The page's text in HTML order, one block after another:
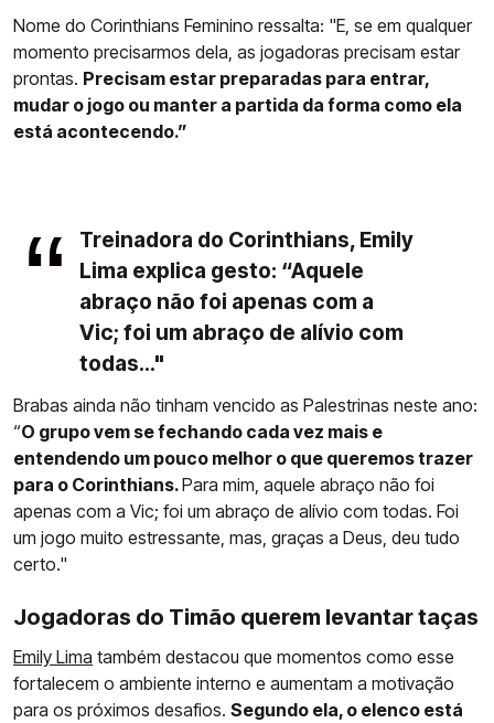
Nome do Corinthians Feminino ressalta: "E, se em qualquer
momento precisarmos dela, as jogadoras precisam estar
prontas. Precisam estar preparadas para entrar,
mudar o jogo ou manter a partida da forma como ela
está acontecendo.”
Treinadora do Corinthians, Emily
Lima explica gesto: “Aquele
abraço não foi apenas com a
Vic; foi um abraço de alívio com
todas..."
Brabas ainda não tinham vencido as Palestrinas neste ano:
“O grupo vem se fechando cada vez mais e
entendendo um pouco melhor o que queremos trazer
para o Corinthians.Para mim, aquele abraço não foi
apenas com a Vic; foi um abraço de alívio com todas. Foi
um jogo muito estressante, mas, graças a Deus, deu tudo
certo."
Jogadoras do Timão querem levantar taças
Emily Lima também destacou que momentos como esse
fortalecem o ambiente interno e aumentam a motivação
para os próximos desafios. Segundo ela, o elenco está